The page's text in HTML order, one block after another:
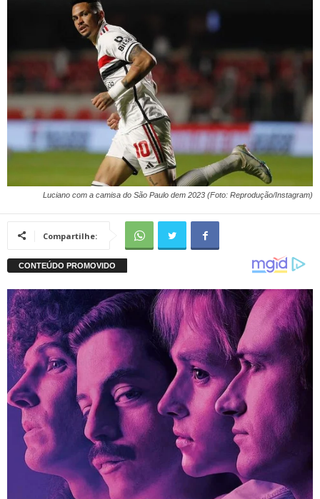
Luciano com a camisa do São Paulo dem 2023 (Foto: Reprodução/Instagram)
Compartilhe: